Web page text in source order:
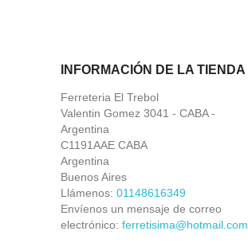
INFORMACIÓN DE LA TIENDA
Ferreteria El Trebol
Valentin Gomez 3041 - CABA -
Argentina
C1191AAE CABA
Argentina
Buenos Aires
Llámenos: 01148616349
Envíenos un mensaje de correo
electrónico: ferretisima@hotmail.com